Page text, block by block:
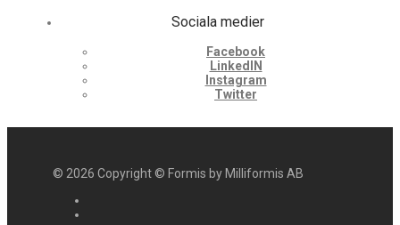
Sociala medier
Facebook
LinkedIN
Instagram
Twitter
© 2026 Copyright © Formis by Milliformis AB